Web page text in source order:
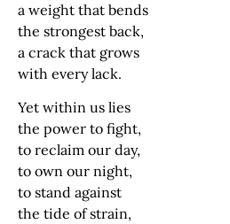
a weight that bends
the strongest back,
a crack that grows
with every lack.
Yet within us lies
the power to fight,
to reclaim our day,
to own our night,
to stand against
the tide of strain,